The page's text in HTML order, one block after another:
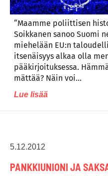
“Maamme poliittisen
Soikkanen sanoo Suomi
miehelään EU:n
itsenäisyys alkaa olla
pääkirjoituksessa.
mättää? Näin voi…
Lue lisää
5.12.2012
PANKKIUNIONI JA